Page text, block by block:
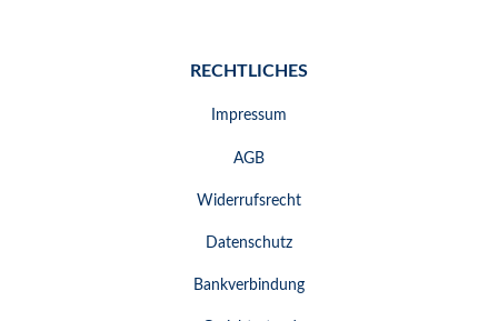
RECHTLICHES
Impressum
AGB
Widerrufsrecht
Datenschutz
Bankverbindung